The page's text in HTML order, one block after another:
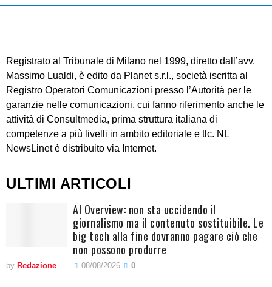
Registrato al Tribunale di Milano nel 1999, diretto dall’avv.
Massimo Lualdi, è edito da Planet s.r.l., società iscritta al
Registro Operatori Comunicazioni presso l’Autorità per le
garanzie nelle comunicazioni, cui fanno riferimento anche le
attività di Consultmedia, prima struttura italiana di
competenze a più livelli in ambito editoriale e tlc. NL
NewsLinet è distribuito via Internet.
ULTIMI ARTICOLI
AI Overview: non sta uccidendo il
giornalismo ma il contenuto sostituibile. Le
big tech alla fine dovranno pagare ciò che
non possono produrre
by Redazione 08/08/2026 0